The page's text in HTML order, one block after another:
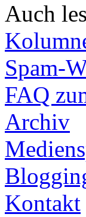
Auch
Spam-
FAQ
Archiv
Kontakt